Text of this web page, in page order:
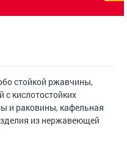
стойкой ржавчины,
с кислотостойких
и раковины, кафельная
из нержавеющей